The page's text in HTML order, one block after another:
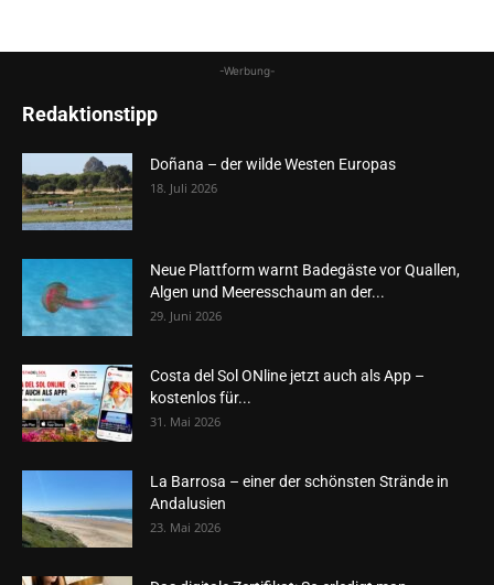
-Werbung-
Redaktionstipp
Doñana – der wilde Westen Europas
18. Juli 2026
Neue Plattform warnt Badegäste vor Quallen,
Algen und Meeresschaum an der...
29. Juni 2026
Costa del Sol ONline jetzt auch als App –
kostenlos für...
31. Mai 2026
La Barrosa – einer der schönsten Strände in
Andalusien
23. Mai 2026